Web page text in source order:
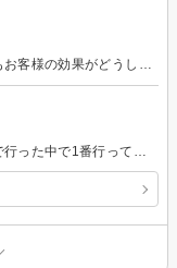
エステを天職にされている素敵な方です。いつもお客様の効果がどうしたらでるか？に寄り添っていただいてて、心強いです。 もう何年お世話になっているかわかりません。またよろしくお願いします
色々なエステを試したことがありますが、今まで行った中で1番行ってよかったと思えるお店でした！機械のかけ方やハンドにおいて、エステティシャンの方の技術が高く、どこに行ってもなかなか改善しない首肩の張りが一回でスッキリしたのにはびっくりです。他のお店のエステ関係の方々が通われているお店というのにも納得です。また、都度払いかつ他と比較して通いやすいお値段なのも嬉しいポイントだと思います！これから定期的にお世話になりたいお店になりました！